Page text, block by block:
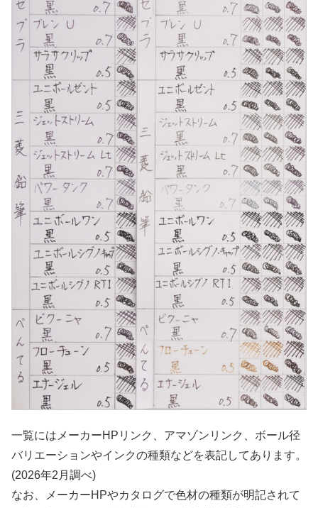
一覧にはメーカーHPリンク、アマゾンリンク、ボール径
バリエーションやインクの種類などを表記してあります。
(2026年2月調べ)
なお、メーカーHPやカタログで色材の種類が明記されて